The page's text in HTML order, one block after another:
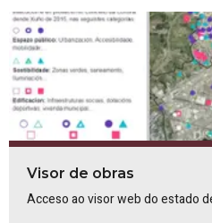
Visor de obras
Acceso ao visor web do estado